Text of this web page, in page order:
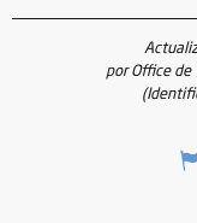
por Office de